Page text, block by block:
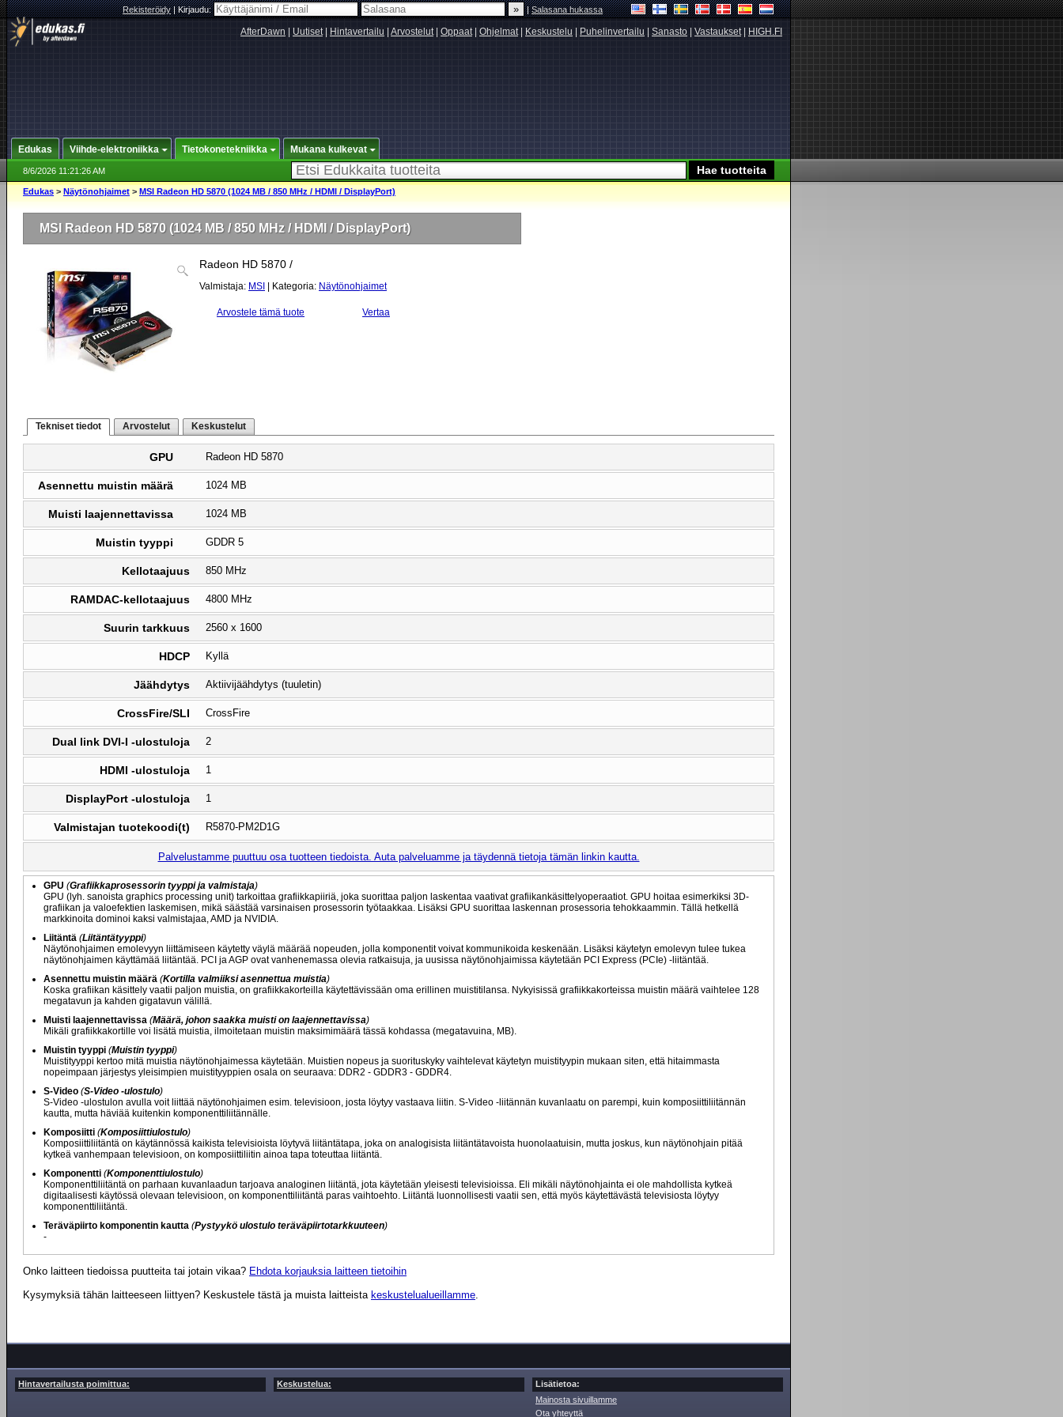
Rekisteröidy|Kirjaudu: |Salasana hukassa
AfterDawn Uutiset| Hintavertailu Arvostelut| Oppaat| Ohjelmat| Keskustelu Puhelinvertailu Sanasto Vastaukset| HIGH.FI
Edukas Viihde-elektroniikka Tietokonetekniikka Mukana kulkevat
8/6/2026 11:21:26 AM
Edukas > Näytönohjaimet > MSI Radeon HD 5870 (1024 MB / 850 MHz / HDMI / DisplayPort)
MSI Radeon HD 5870 (1024 MB / 850 MHz / HDMI / DisplayPort)
Radeon HD 5870 /
Valmistaja: MSI | Kategoria: Näytönohjaimet
Arvostele tämä tuote Vertaa
Tekniset tiedot Arvostelut Keskustelut
GPU Radeon HD 5870
Asennettu muistin määrä 1024 MB
Muisti laajennettavissa 1024 MB
Muistin tyyppi GDDR 5
Kellotaajuus 850 MHz
RAMDAC-kellotaajuus 4800 MHz
Suurin tarkkuus 2560 x 1600
HDCP Kyllä
Jäähdytys Aktiivijäähdytys (tuuletin)
CrossFire/SLI CrossFire
Dual link DVI-I -ulostuloja 2
HDMI -ulostuloja 1
DisplayPort -ulostuloja 1
Valmistajan tuotekoodi(t) R5870-PM2D1G
Palvelustamme puuttuu osa tuotteen tiedoista. Auta palveluamme ja täydennä tietoja tämän linkin kautta.
GPU (Grafiikkaprosessorin tyyppi ja valmistaja)
GPU (lyh. sanoista graphics processing unit) tarkoittaa grafiikkapiiriä, joka suorittaa paljon laskentaa vaativat grafiikankäsittelyoperaatiot. GPU hoitaa esimerkiksi 3D-
grafiikan ja valoefektien laskemisen, mikä säästää varsinaisen prosessorin työtaakkaa. Lisäksi GPU suorittaa laskennan prosessoria tehokkaammin. Tällä hetkellä
markkinoita dominoi kaksi valmistajaa, AMD ja NVIDIA.
Liitäntä (Liitäntätyyppi)
Näytönohjaimen emolevyyn liittämiseen käytetty väylä määrää nopeuden, jolla komponentit voivat kommunikoida keskenään. Lisäksi käytetyn emolevyn tulee tukea
näytönohjaimen käyttämää liitäntää. PCI ja AGP ovat vanhenemassa olevia ratkaisuja, ja uusissa näytönohjaimissa käytetään PCI Express (PCIe) -liitäntää.
Asennettu muistin määrä (Kortilla valmiiksi asennettua muistia)
Koska grafiikan käsittely vaatii paljon muistia, on grafiikkakorteilla käytettävissään oma erillinen muistitilansa. Nykyisissä grafiikkakorteissa muistin määrä vaihtelee 128
megatavun ja kahden gigatavun välillä.
Muisti laajennettavissa (Määrä, johon saakka muisti on laajennettavissa)
Mikäli grafiikkakortille voi lisätä muistia, ilmoitetaan muistin maksimimäärä tässä kohdassa (megatavuina, MB).
Muistin tyyppi (Muistin tyyppi)
Muistityyppi kertoo mitä muistia näytönohjaimessa käytetään. Muistien nopeus ja suorituskyky vaihtelevat käytetyn muistityypin mukaan siten, että hitaimmasta
nopeimpaan järjestys yleisimpien muistityyppien osala on seuraava: DDR2 - GDDR3 - GDDR4.
S-Video (S-Video -ulostulo)
S-Video -ulostulon avulla voit liittää näytönohjaimen esim. televisioon, josta löytyy vastaava liitin. S-Video -liitännän kuvanlaatu on parempi, kuin komposiittiliitännän
kautta, mutta häviää kuitenkin komponenttiliitännälle.
Komposiitti (Komposiittiulostulo)
Komposiittiliitäntä on käytännössä kaikista televisioista löytyvä liitäntätapa, joka on analogisista liitäntätavoista huonolaatuisin, mutta joskus, kun näytönohjain pitää
kytkeä vanhempaan televisioon, on komposiittiliitin ainoa tapa toteuttaa liitäntä.
Komponentti (Komponenttiulostulo)
Komponenttiliitäntä on parhaan kuvanlaadun tarjoava analoginen liitäntä, jota käytetään yleisesti televisioissa. Eli mikäli näytönohjainta ei ole mahdollista kytkeä
digitaalisesti käytössä olevaan televisioon, on komponenttiliitäntä paras vaihtoehto. Liitäntä luonnollisesti vaatii sen, että myös käytettävästä televisiosta löytyy
komponenttiliitäntä.
Teräväpiirto komponentin kautta (Pystyykö ulostulo teräväpiirtotarkkuuteen)
-
Onko laitteen tiedoissa puutteita tai jotain vikaa? Ehdota korjauksia laitteen tietoihin
Kysymyksiä tähän laitteeseen liittyen? Keskustele tästä ja muista laitteista keskustelualueillamme.
Hintavertailusta poimittua: Keskustelua:
Lisätietoa:
Mainosta sivuillamme
Ota yhteyttä